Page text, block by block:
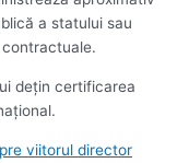
a statului sau
deţin certificarea
viitorul director